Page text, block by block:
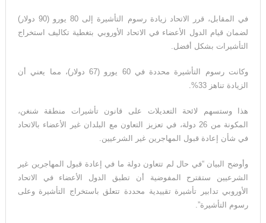
في المقابل، قرر الاتحاد زيادة رسوم التأشيرة إلى 80 يورو (90 دولار)
لضمان قيام الدول الأعضاء في الاتحاد الأوروبي بتغطية تكاليف استخراج
التأشيرات بشكل أفضل.
وكانت رسوم التأشيرة محددة في 60 يورو (67 دولار)، مما يعني أن
الزيادة تناهز 33%.
هذا وستسهم لائحة التعديلات على قانون تأشيرات منطقة شنغن،
المكونة من 26 دولة، في تعزيز التعاون مع البلدان غير الأعضاء بالاتحاد
في شأن إعادة قبول المهاجرين غير الشرعيين.
وأوضح البيان “في حال لم تتعاون دولة ما في إعادة قبول المهاجرين غير
الشرعيين ستقترح المفوضية أن تطبق الدول الأعضاء في الاتحاد
الأوروبي تدابير تأشيرة تقييدية محددة تتعلق باستخراج التأشيرة وعلى
رسوم التأشيرة”.